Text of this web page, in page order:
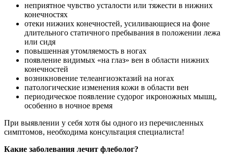
неприятное чувство усталости или тяжести в нижних
конечностях
отеки нижних конечностей, усиливающиеся на фоне
длительного статичного пребывания в положении лежа
или сидя
повышенная утомляемость в ногах
появление видимых «на глаз» вен в области нижних
конечностей
возникновение телеангиоэктазий на ногах
патологические изменения кожи в области вен
периодическое появление судорог икроножных мышц,
особенно в ночное время
При выявлении у себя хотя бы одного из перечисленных
симптомов, необходима консультация специалиста!
Какие заболевания лечит флеболог?